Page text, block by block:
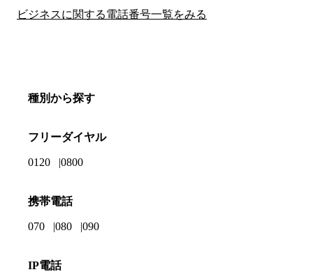
ビジネスに関する電話番号一覧をみる
種別から探す
フリーダイヤル
0120 0800
携帯電話
070 080 090
IP電話